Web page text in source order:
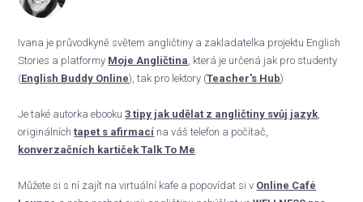
Ivana je průvodkyně světem angličtiny a zakladatelka projektu English
Stories a platformy Moje Angličtina , která je určená jak pro studenty
(English Buddy Online), tak pro lektory (Teacher's Hub)
Je také autorka ebooku3 tipy jak udělat z angličtiny svůj jazyk
originálníchtapet s afirmací na váš telefon a počítač,
konverzačních kartiček Talk To Me
Můžete si s ní zajít na virtuální kafe a popovídat si v Online Café